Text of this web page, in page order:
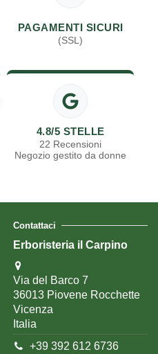
PAGAMENTI SICURI
(SSL)
4.8/5 STELLE
22 Recensioni
Negozio gestito da donne
Contattaci
Erboristeria il Carpino
Via del Barco 7
36013 Piovene Rocchette
Vicenza
Italia
+39 392 612 6736